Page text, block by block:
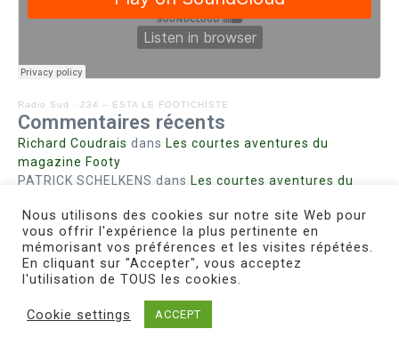
Radio Sud · 234 – ESTA LE FOOTICHISTE
Commentaires récents
Richard Coudrais dans Les courtes aventures du
magazine Footy
PATRICK SCHELKENS dans Les courtes aventures du
Bohn fabiennedans Intrigues sanglantes à Mulhouse
Steph. RUTA dansLust for Nice
MIRMANDdansPieds agiles et champignons
Copyright © 2026 Le Footichiste | Réalisé par
Nous utilisons des cookies sur notre site Web pour
vous offrir l'expérience la plus pertinente en
mémorisant vos préférences et les visites répétées.
En cliquant sur "Accepter", vous acceptez
l'utilisation de TOUS les cookies.
Cookie settings ACCEPT